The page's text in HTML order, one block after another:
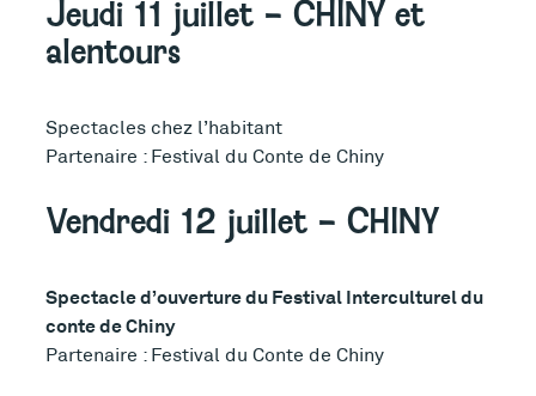
Jeudi 11 juillet – CHINY et
alentours
Spectacles chez l’habitant
Partenaire : Festival du Conte de Chiny
Vendredi 12 juillet – CHINY
Spectacle d’ouverture du Festival Interculturel du
conte de Chiny
Partenaire : Festival du Conte de Chiny